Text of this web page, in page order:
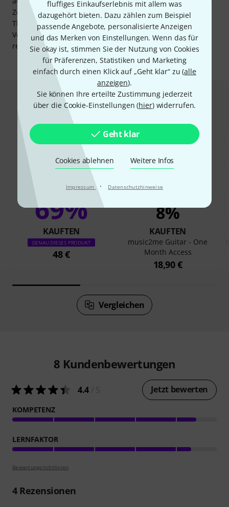
fluffiges Einkaufserlebnis mit allem was
dazugehört bieten. Dazu zählen zum Beispiel
passende Angebote, personalisierte Anzeigen
und das Merken von Einstellungen. Wenn das für
Sie okay ist, stimmen Sie der Nutzung von Cookies
für Präferenzen, Statistiken und Marketing
einfach durch einen Klick auf „Geht klar“ zu (alle
anzeigen).
Sie können Ihre erteilte Zustimmung jederzeit
über die Cookie-Einstellungen (hier) widerrufen.
Geht klar
Cookies ablehnen Weitere Infos
Impressum · Datenschutzhinweise
Zeit weiter dabeibleiben möchte, kann entweder über
Thomann eine neue Mitgliedschaft in Form des Online-
Vouchers erwerben oder direkt auf music2me.com ein
reguläres Abonnement abschließen.
Das kauften Kunden, die sich dieses
Produkt angesehen haben
69%
KAUFTEN
GENAU DIESES PRODUKT
48 €
8%
KAUFTEN
music2me Guitar - One
Month Access
18,90 €
Vergleichen
8 Kundenbewertungen
4.4 Jetzt bewerten
KOMPETENZ
LERNFAKTOR
Bewertungsrichtlinien
4Rezensionen